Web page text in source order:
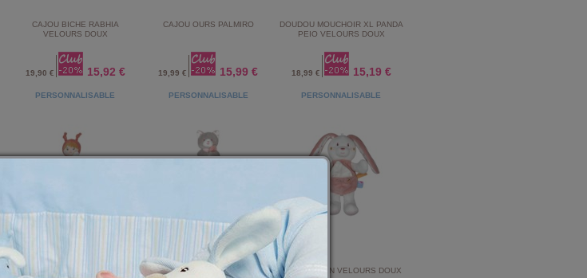
CAJOU BICHE RABHIA
VELOURS DOUX
19,90 € 15,92 €
CAJOU OURS PALMIRO
19,99 € 15,99 €
DOUDOU MOUCHOIR XL PANDA
PEIO VELOURS DOUX
18,99 € 15,19 €
DOUDOU MOUCHOIR XL
PERSONNALISABLE
DOUDOU MOUCHOIR CHAT
PERSONNALISABLE
CAJOU LAPIN VELOURS DOUX
PERSONNALISABLE